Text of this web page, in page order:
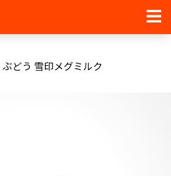
どう 雪印メグミルク